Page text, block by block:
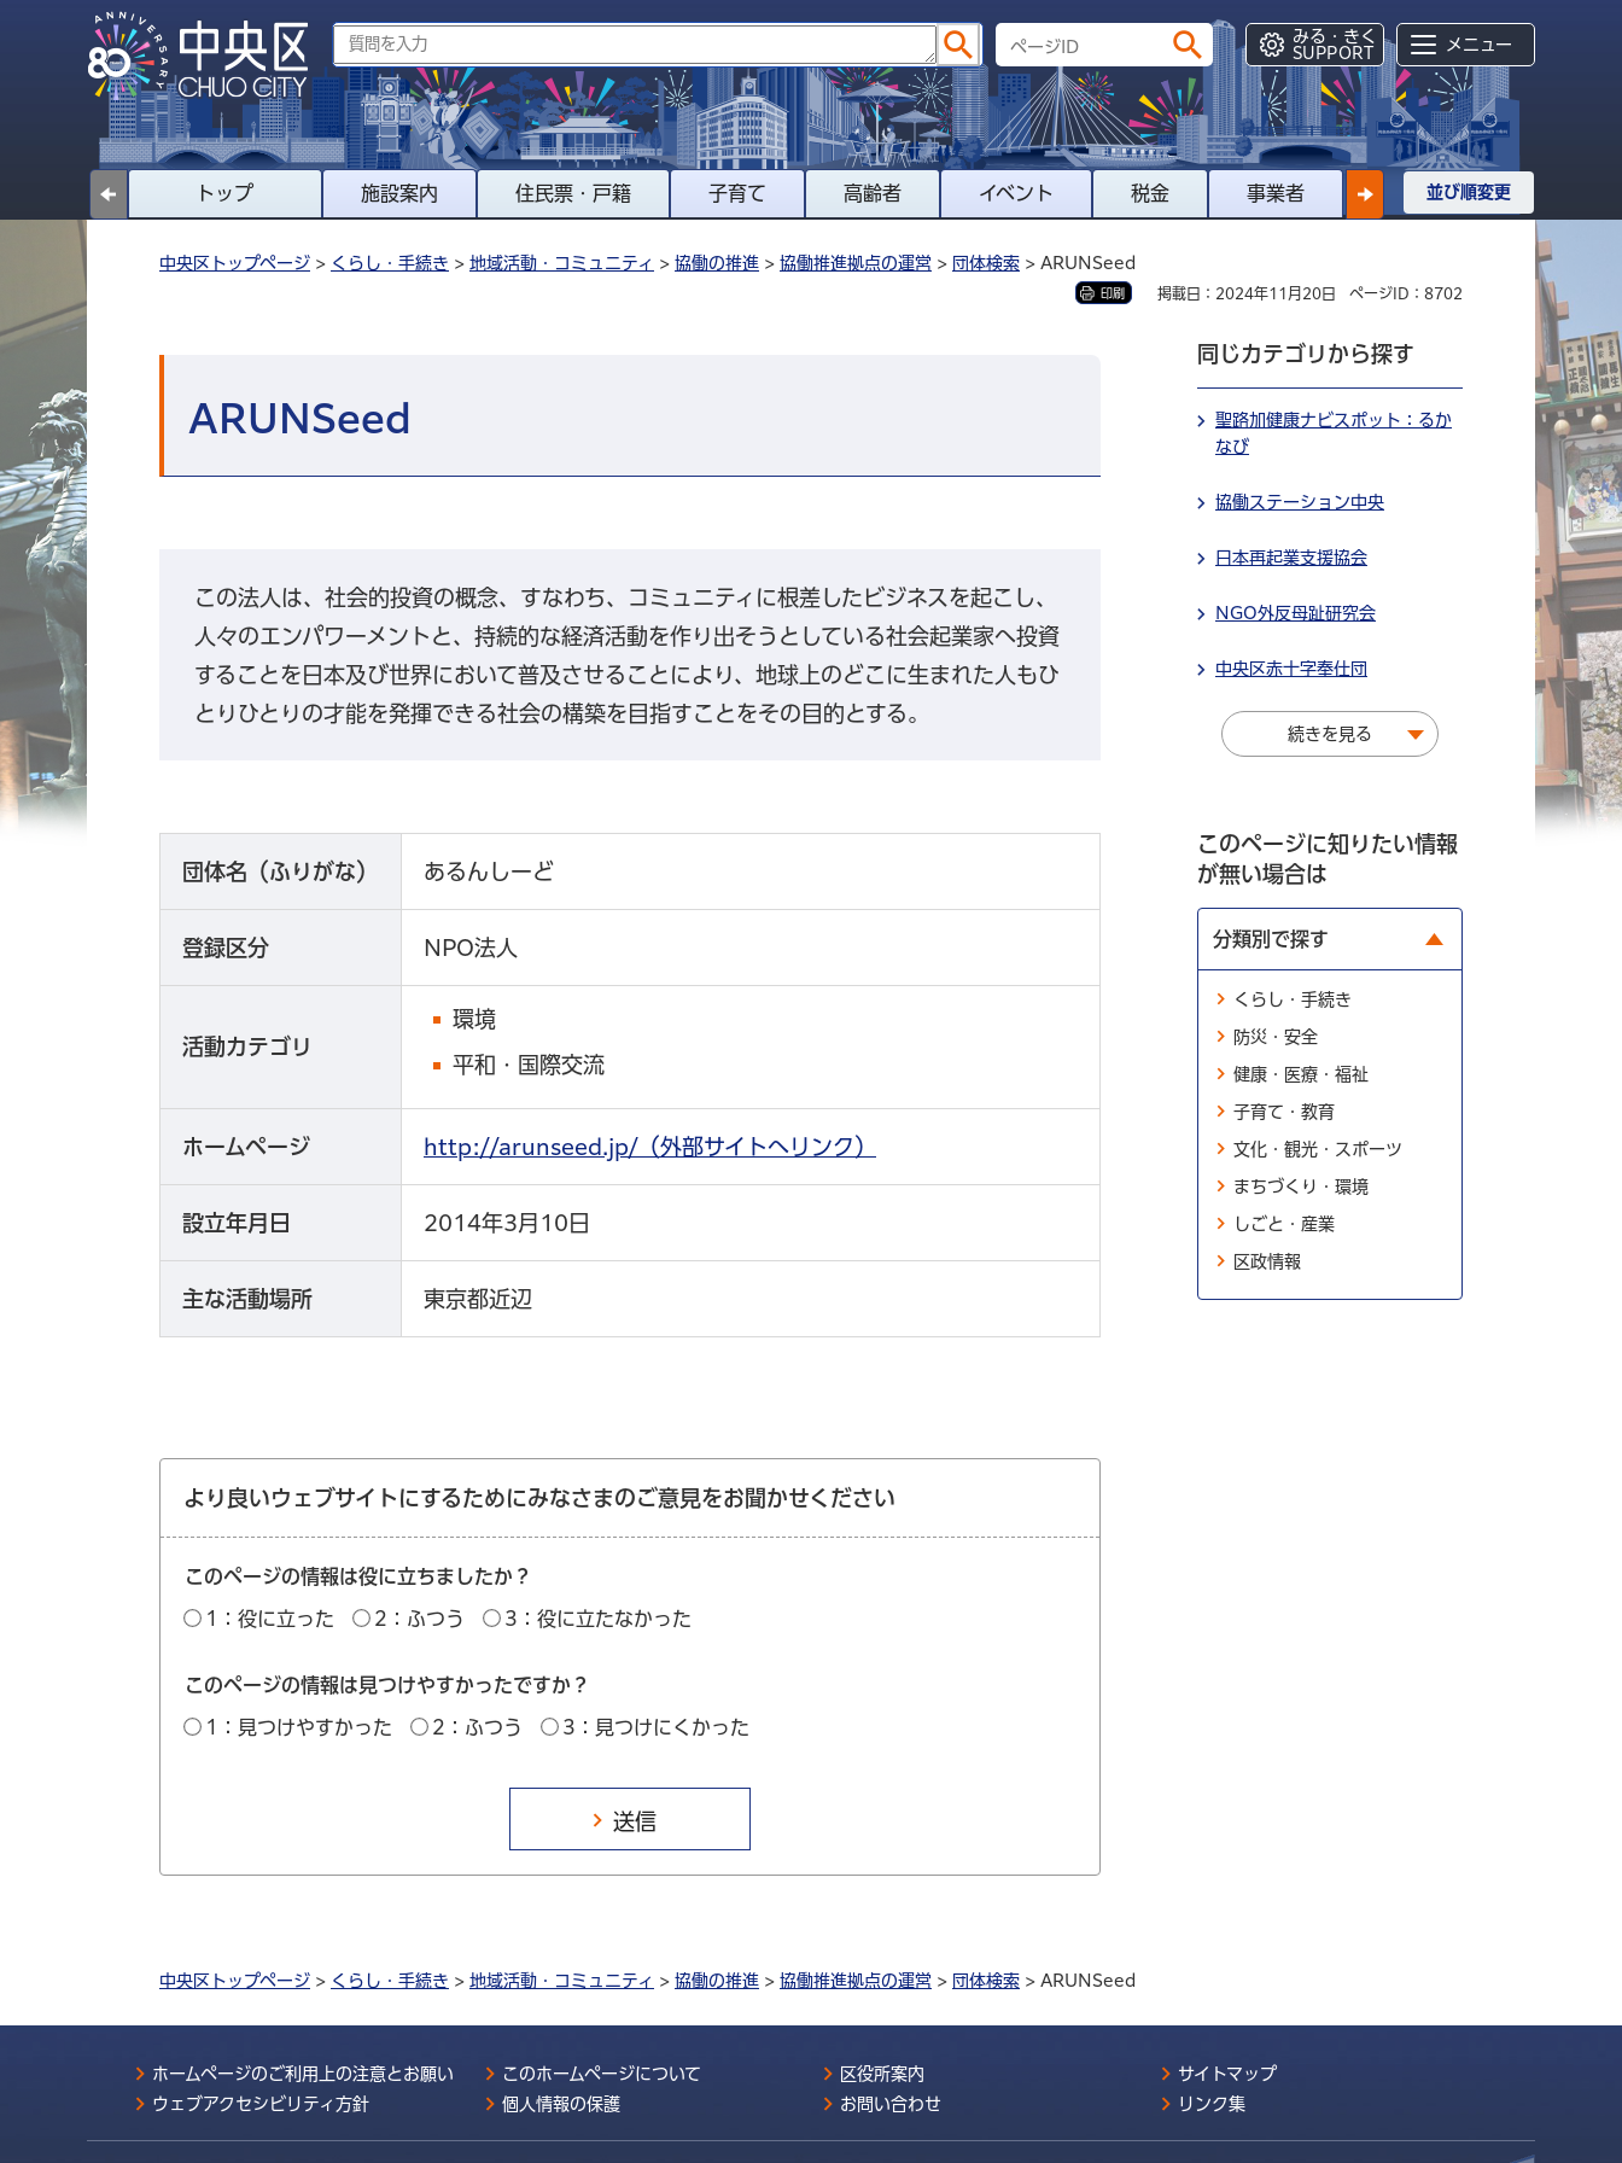
みる・きく
SUPPORT
メニュー
トップ 施設案内 住民票・戸籍 子育て 高齢者 イベント 税金 事業者 並び順変更
中央区トップページ > くらし・手続き > 地域活動・コミュニティ > 協働の推進 > 協働推進拠点の運営 > 団体検索 > ARUNSeed
印刷 掲載日：2024年11月20日 ページID：8702
ARUNSeed
この法人は、社会的投資の概念、すなわち、コミュニティに根差したビジネスを起こし、
人々のエンパワーメントと、持続的な経済活動を作り出そうとしている社会起業家へ投資
することを日本及び世界において普及させることにより、地球上のどこに生まれた人もひ
とりひとりの才能を発揮できる社会の構築を目指すことをその目的とする。
団体名（ふりがな） あるんしーど
登録区分 NPO法人
活動カテゴリ
環境
平和・国際交流
ホームページ http://arunseed.jp/（外部サイトへリンク）
設立年月日 2014年3月10日
主な活動場所 東京都近辺
より良いウェブサイトにするためにみなさまのご意見をお聞かせください
このページの情報は役に立ちましたか？
1：役に立った 2：ふつう 3：役に立たなかった
このページの情報は見つけやすかったですか？
1：見つけやすかった 2：ふつう 3：見つけにくかった
同じカテゴリから探す
聖路加健康ナビスポット：るか
なび
協働ステーション中央
日本再起業支援協会
NGO外反母趾研究会
中央区赤十字奉仕団
続きを見る
このページに知りたい情報
が無い場合は
分類別で探す
くらし・手続き
防災・安全
健康・医療・福祉
子育て・教育
文化・観光・スポーツ
まちづくり・環境
しごと・産業
区政情報
中央区トップページ > くらし・手続き > 地域活動・コミュニティ > 協働の推進 > 協働推進拠点の運営 > 団体検索 > ARUNSeed
ホームページのご利用上の注意とお願い このホームページについて 区役所案内
サイトマップ
ウェブアクセシビリティ方針
個人情報の保護 お問い合わせ リンク集